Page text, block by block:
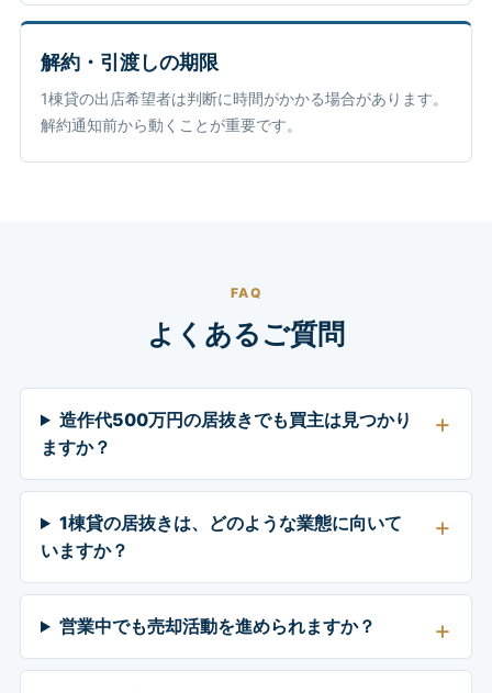
解約・引渡しの期限
1棟貸の出店希望者は判断に時間がかかる場合があります。
解約通知前から動くことが重要です。
FAQ
よくあるご質問
造作代500万円の居抜きでも買主は見つかり
ますか？
1棟貸の居抜きは、どのような業態に向いて
いますか？
営業中でも売却活動を進められますか？